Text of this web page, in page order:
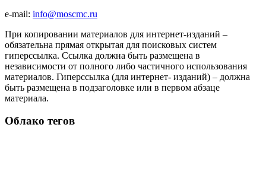
e-mail: info@moscmc.ru
При копировании материалов для интернет-изданий –
обязательна прямая открытая для поисковых систем
гиперссылка. Ссылка должна быть размещена в
независимости от полного либо частичного использования
материалов. Гиперссылка (для интернет- изданий) – должна
быть размещена в подзаголовке или в первом абзаце
материала.
Облако тегов